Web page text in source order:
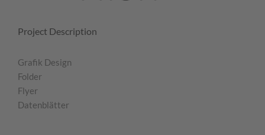
Project Description
Grafik Design
Folder
Flyer
Datenblätter